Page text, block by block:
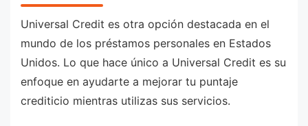
Universal Credit es otra opción destacada en el
mundo de los préstamos personales en Estados
Unidos. Lo que hace único a Universal Credit es su
enfoque en ayudarte a mejorar tu puntaje
crediticio mientras utilizas sus servicios.